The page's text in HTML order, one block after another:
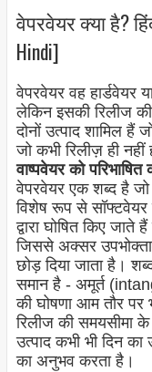
वेपरवेयर क्या है?
Hindi]
वेपरवेयर वह हार्डवेयर
लेकिन इसकी रिलीज
दोनों उत्पाद शामिल हैं
जो कभी रिलीज़ ही नहीं
वाष्पवेयर को
वेपरवेयर एक शब्द है जो
विशेष रूप से सॉफ्टवेयर
द्वारा घोषित किए
जिससे अक्सर
छोड़ दिया जाता है।
समान है - अमूर्त
की घोषणा आम तौर पर
रिलीज की समयसीमा के
उत्पाद कभी भी दिन का
का अनुभव करता है।